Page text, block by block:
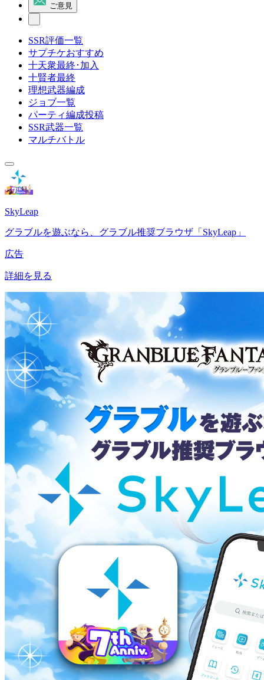
ご意見
SSR評価一覧
サプチケおすすめ
十天衆最終･加入
十賢者最終
理想武器編成
ジョブ一覧
パーティ編成投稿
SSR武器一覧
マルチバトル
SkyLeap
グラブルを遊ぶなら、グラブル推奨ブラウザ「SkyLeap」
広告
詳細を見る